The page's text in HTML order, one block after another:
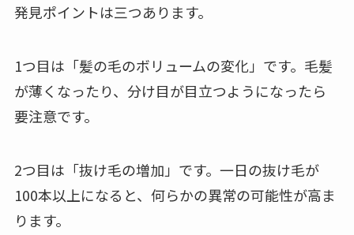
発見ポイントは三つあります。
1つ目は「髪の毛のボリュームの変化」です。毛髪
が薄くなったり、分け目が目立つようになったら
要注意です。
2つ目は「抜け毛の増加」です。一日の抜け毛が
100本以上になると、何らかの異常の可能性が高ま
ります。